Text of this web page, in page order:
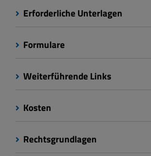
Erforderliche Unterlagen
Formulare
Weiterführende Links
Kosten
Rechtsgrundlagen